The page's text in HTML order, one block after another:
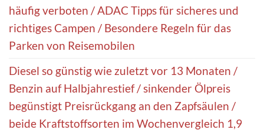
häufig verboten / ADAC Tipps für sicheres und
richtiges Campen / Besondere Regeln für das
Parken von Reisemobilen
Diesel so günstig wie zuletzt vor 13 Monaten /
Benzin auf Halbjahrestief / sinkender Ölpreis
begünstigt Preisrückgang an den Zapfsäulen /
beide Kraftstoffsorten im Wochenvergleich 1,9